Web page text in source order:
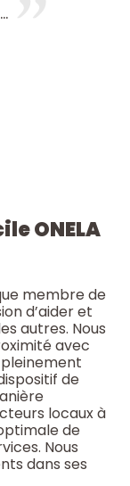
ONELA
membre de
d’aider et
autres. Nous
avec
pleinement
de
locaux à
de
Nous
dans ses